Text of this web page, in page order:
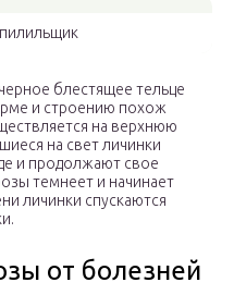
блестящее тельце
и строению похож
на верхнюю
на свет личинки
и продолжают свое
темнеет и начинает
личинки спускаются
от болезней